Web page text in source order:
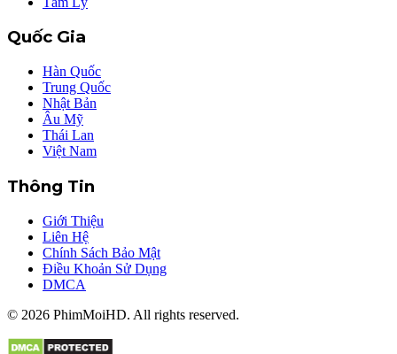
Quốc Gia
Hàn Quốc
Trung Quốc
Nhật Bản
Âu Mỹ
Thái Lan
Việt Nam
Thông Tin
Giới Thiệu
Liên Hệ
Chính Sách Bảo Mật
Điều Khoản Sử Dụng
DMCA
© 2026 PhimMoiHD. All rights reserved.